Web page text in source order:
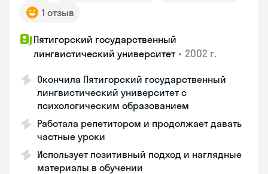
1 отзыв
Пятигорский государственный
лингвистический университет • 2002 г.
Окончила Пятигорский государственный
лингвистический университет с
психологическим образованием
Работала репетитором и продолжает давать
частные уроки
Использует позитивный подход и наглядные
материалы в обучении